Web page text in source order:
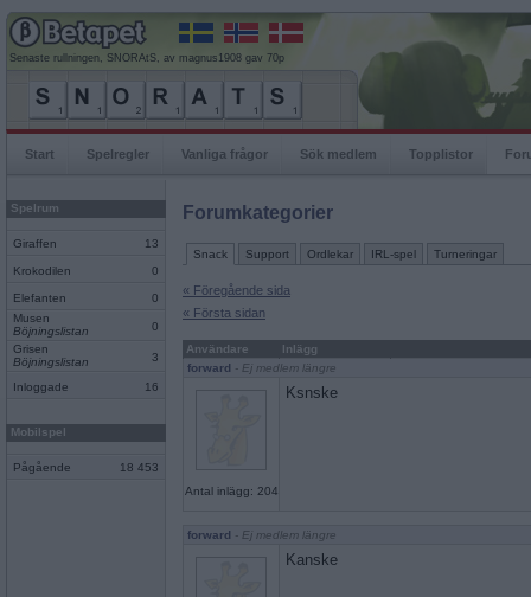
Senaste rullningen, SNORAtS, av magnus1908 gav 70p
Start Spelregler Vanliga frågor Sök medlem Topplistor
Spelrum
Giraffen 13
Krokodilen 0
Elefanten
0
Musen
Böjningslistan
0
Grisen
Böjningslistan
3
Inloggade 16
Mobilspel
Pågående 18 453
Forumkategorier
Snack Support Ordlekar IRL-spel Turneringar
« Föregående sida
« Första sidan
Användare
Inlägg
forward - Ej medlem längre
Antal inlägg: 204
Ksnske
forward - Ej medlem längre
Kanske